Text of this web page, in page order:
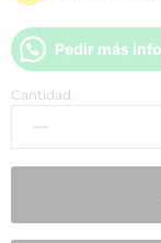
Pedir más
Cantidad: